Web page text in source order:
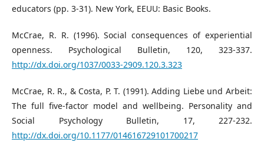
educators (pp. 3-31). New York, EEUU: Basic Books.
McCrae, R. R. (1996). Social consequences of experiential
openness. Psychological Bulletin, 120, 323-337.
http://dx.doi.org/1037/0033-2909.120.3.323
McCrae, R. R., & Costa, P. T. (1991). Adding Liebe und Arbeit:
The full five-factor model and wellbeing. Personality and
Social Psychology Bulletin, 17, 227-232.
http://dx.doi.org/10.1177/014616729101700217